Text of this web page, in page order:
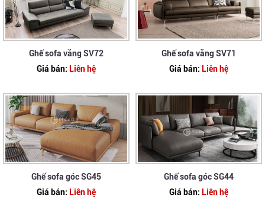
Ghế sofa văng SV72
Giá bán: Liên hệ
Ghế sofa văng SV71
Giá bán: Liên hệ
Ghế sofa góc SG45
Giá bán: Liên hệ
Ghế sofa góc SG44
Giá bán: Liên hệ